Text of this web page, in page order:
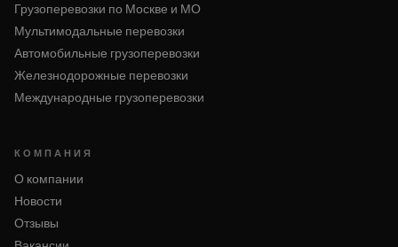
Грузоперевозки по Москве и МО
Мультимодальные перевозки
Автомобильные грузоперевозки
Железнодорожные перевозки
Международные грузоперевозки
КОМПАНИЯ
О компании
Новости
Отзывы